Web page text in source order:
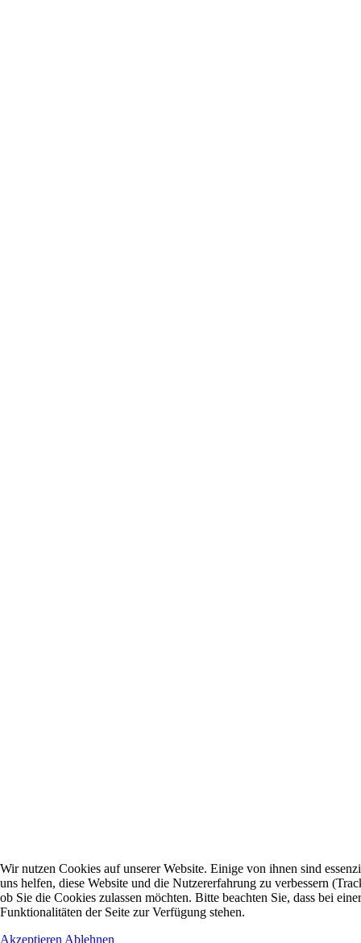
Wir nutzen Cookies auf unserer Website. Einige von ihnen sind
uns helfen, diese Website und die Nutzererfahrung zu verbessern
ob Sie die Cookies zulassen möchten. Bitte beachten Sie, dass bei
Funktionalitäten der Seite zur Verfügung stehen.
Akzeptieren Ablehnen